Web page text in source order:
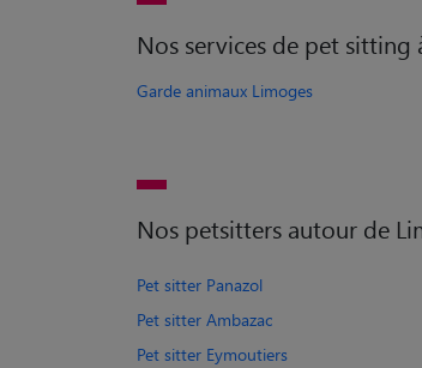
Nos services de pet sitting
Garde animaux Limoges
Nos petsitters autour de
Pet sitter Panazol
Pet sitter Ambazac
Pet sitter Eymoutiers